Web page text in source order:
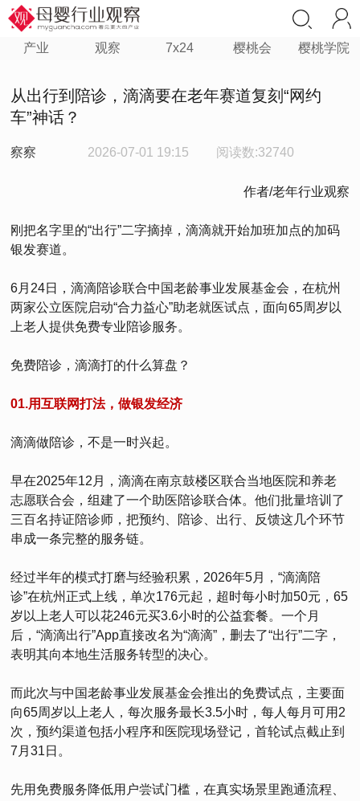
产业 观察 7x24 樱桃会 樱桃学院
从出行到陪诊，滴滴要在老年赛道复刻“网约
车”神话？
察察 2026-07-01 19:15 阅读数:32740
作者/老年行业观察
刚把名字里的“出行”二字摘掉，滴滴就开始加班加点的加码
银发赛道。
6月24日，滴滴陪诊联合中国老龄事业发展基金会，在杭州
两家公立医院启动“合力益心”助老就医试点，面向65周岁以
上老人提供免费专业陪诊服务。
免费陪诊，滴滴打的什么算盘？
01.用互联网打法，做银发经济
滴滴做陪诊，不是一时兴起。
早在2025年12月，滴滴在南京鼓楼区联合当地医院和养老
志愿联合会，组建了一个助医陪诊联合体。他们批量培训了
三百名持证陪诊师，把预约、陪诊、出行、反馈这几个环节
串成一条完整的服务链。
经过半年的模式打磨与经验积累，2026年5月，“滴滴陪
诊”在杭州正式上线，单次176元起，超时每小时加50元，65
岁以上老人可以花246元买3.6小时的公益套餐。一个月
后，“滴滴出行”App直接改名为“滴滴”，删去了“出行”二字，
表明其向本地生活服务转型的决心。
而此次与中国老龄事业发展基金会推出的免费试点，主要面
向65周岁以上老人，每次服务最长3.5小时，每人每月可用2
次，预约渠道包括小程序和医院现场登记，首轮试点截止到
7月31日。
先用免费服务降低用户尝试门槛，在真实场景里跑通流程、